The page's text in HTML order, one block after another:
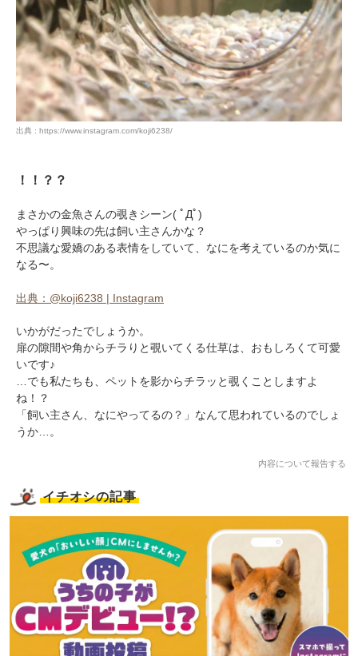
出典 : https://www.instagram.com/koji6238/
！！？？
まさかの金魚さんの覗きシーン( ﾟДﾟ)
やっぱり興味の先は飼い主さんかな？
不思議な愛嬌のある表情をしていて、なにを考えているのか気に
なる〜。
出典：@koji6238 | Instagram
いかがだったでしょうか。
扉の隙間や角からチラりと覗いてくる仕草は、おもしろくて可愛
いです♪
…でも私たちも、ペットを影からチラッと覗くことしますよ
ね！？
「飼い主さん、なにやってるの？」なんて思われているのでしょ
うか…。
内容について報告する
イチオシの記事